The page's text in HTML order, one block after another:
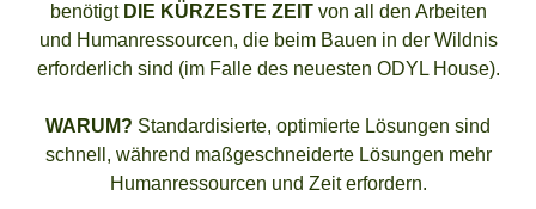
benötigt DIE KÜRZESTE ZEITvon all den Arbeiten
und Humanressourcen, die beim Bauen in der Wildnis
erforderlich sind (im Falle des neuesten ODYL House).
WARUM? Standardisierte, optimierte Lösungen sind
schnell, während maßgeschneiderte Lösungen mehr
Humanressourcen und Zeit erfordern.